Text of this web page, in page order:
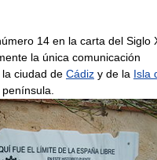
14 en la carta del Siglo
la única comunicación
ciudad de Cádiz y de la Isla